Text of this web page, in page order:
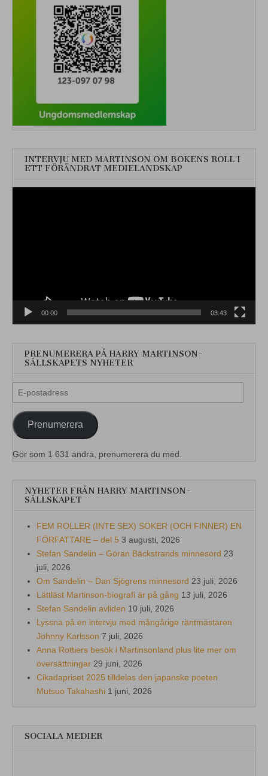
INTERVJU MED MARTINSON OM BOKENS ROLL I
ETT FÖRÄNDRAT MEDIELANDSKAP
00:00 03:43
PRENUMERERA PÅ HARRY MARTINSON-
SÄLLSKAPETS NYHETER
E-
postadress
Prenumerera
Gör som 1 631 andra, prenumerera du med.
NYHETER FRÅN HARRY MARTINSON-
SÄLLSKAPET
FEM ROLLER (INTE SEX) SÖKER (OCH FINNER) EN
FÖRFATTARE – del 5 3 augusti, 2026
Stefan Sandelin – Göran Bäckstrands minnesord 23
juli, 2026
Om Sandelin – Dan Sjögrens minnesord 23 juli, 2026
Lättläst Martinson-biografi är på gång 13 juli, 2026
Stefan Sandelin avliden 10 juli, 2026
Lyssna på en intervju med mångårige räntmästaren
Johnny Karlsson 7 juli, 2026
Anna Rottiers besök i Martinsonland plus lite mer om
översättningar 29 juni, 2026
Cikadapriset 2025 tilldelas den japanske poeten
Mutsuo Takahashi 1 juni, 2026
SOCIALA MEDIER